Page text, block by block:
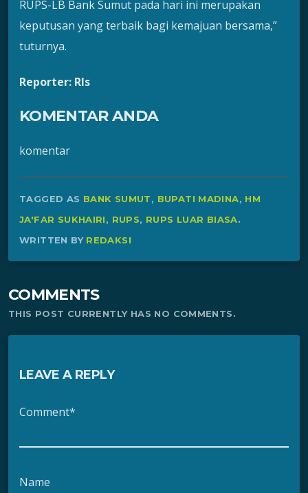
RUPS-LB Bank Sumut pada hari ini merupakan
keputusan yang terbaik bagi kemajuan bersama,”
tuturnya.
Reporter: Rls
KOMENTAR ANDA
komentar
TAGGED AS BANK SUMUT, BUPATI MADINA, HM
JA'FAR SUKHAIRI, RUPS, RUPS LUAR BIASA.
WRITTEN BY REDAKSI
COMMENTS
THIS POST CURRENTLY HAS NO COMMENTS.
LEAVE A REPLY
Comment*
Name